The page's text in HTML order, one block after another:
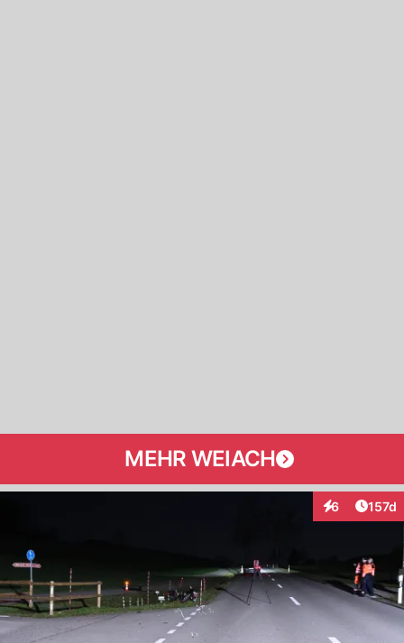
MEHR WEIACH
6
Interaktionen
157d